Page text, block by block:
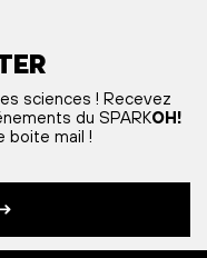
sciences ! Recevez
du SPARKOH!
boite mail !